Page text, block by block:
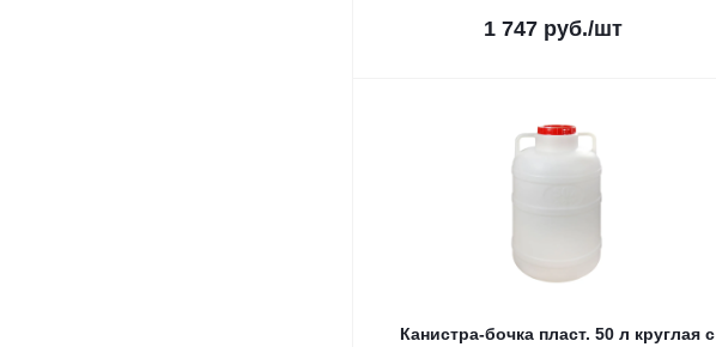
1 747руб./шт
Канистра-бочка пласт. 50 л круглая с